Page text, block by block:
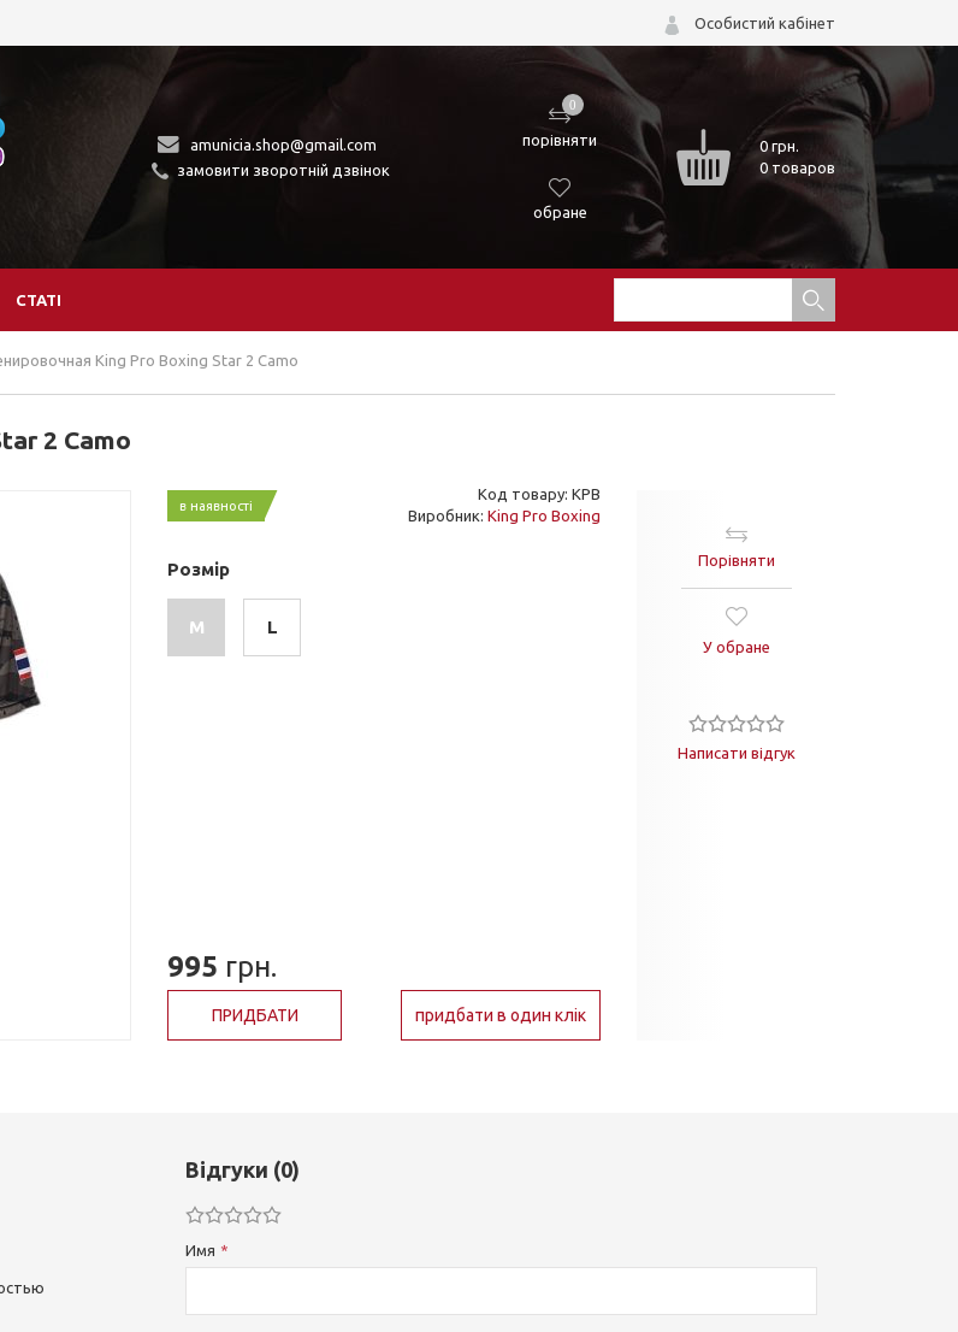
Особистий кабінет
amunicia.shop@gmail.com
замовити зворотній дзвінок
0
порівняти
обране
0грн.
0 товаров
СТАТІ
King Pro Boxing Star 2 Camo
2 Camo
в наявності
Код товару: KPB
Виробник: King Pro Boxing
Розмір
M L
995 грн.
ПРИДБАТИ придбати в один клік
Порівняти
У обране
Написати відгук
Відгуки (0)
Имя